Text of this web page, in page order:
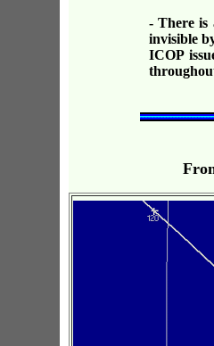
-There is
invisible
ICOP